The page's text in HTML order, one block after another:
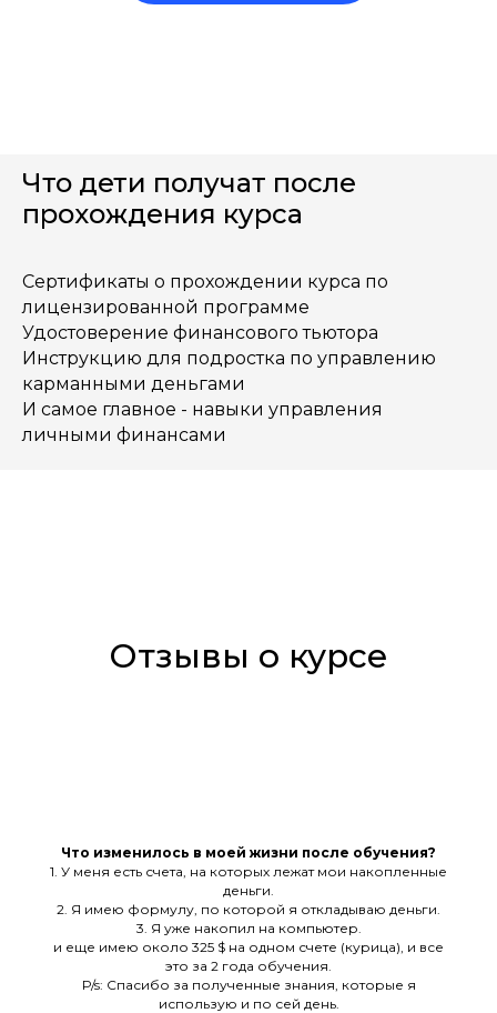
Что дети получат после
прохождения курса
Сертификаты о прохождении курса по
лицензированной программе
Удостоверение финансового тьютора
Инструкцию для подростка по управлению
карманными деньгами
И самое главное - навыки управления
личными финансами
Отзывы о курсе
Что изменилось в моей жизни после обучения?
1. У меня есть счета, на которых лежат мои накопленные
деньги.
2. Я имею формулу, по которой я откладываю деньги.
3. Я уже накопил на компьютер.
и еще имею около 325 $ на одном счете (курица), и все
это за 2 года обучения.
P/s: Спасибо за полученные знания, которые я
использую и по сей день.